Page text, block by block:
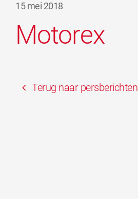
15 mei 2018
Motorex
Terug naar persberichten